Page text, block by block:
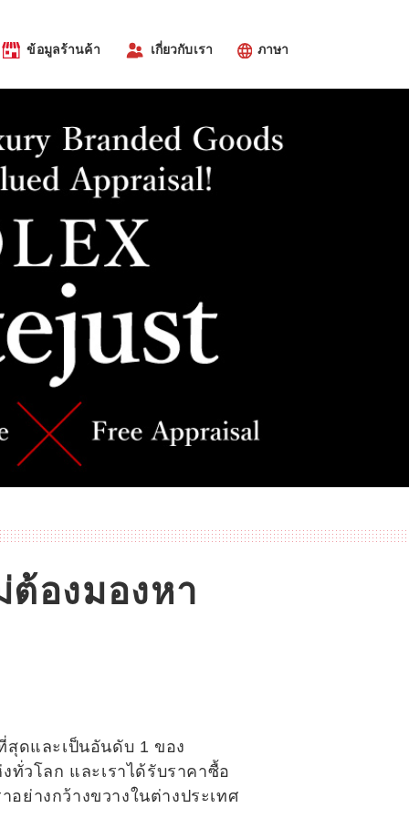
ข้อมูลร้านค้า เกี่ยวกับเรา ภาษา
องมองหา
สุดและเป็นอันดับ 1 ของ
วโลก และเราได้รับราคาซื้อ
ย่างกว้างขวางในต่างประเทศ